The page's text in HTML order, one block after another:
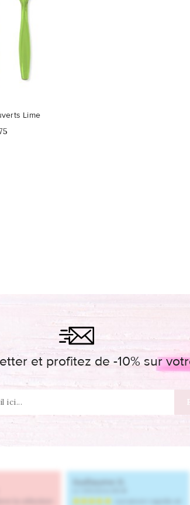
Lime
et profitez de -10% sur